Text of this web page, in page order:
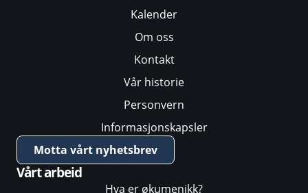
Kalender
Om oss
Kontakt
Vår historie
Personvern
Informasjonskapsler
Motta vårt nyhetsbrev
Vårt arbeid
Hva er økumenikk?